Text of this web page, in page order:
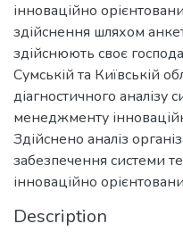
інноваційно
здійснення шляхом
здійснюють своє
Сумській та Київській
діагностичного аналізу
менеджменту
Здійснено аналіз
забезпечення системи
інноваційно
Description